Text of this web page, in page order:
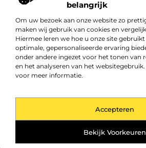
belangrijk
Om uw bezoek aan onze website zo
maken wij gebruik van cookies en
Hiermee leren we hoe u onze site
optimale, gepersonaliseerde ervaring
onder andere ingezet voor het tonen van
en het analyseren van het websitegebruik.
voor meer informatie.
Accepteren
Bekijk Voorkeuren
Bericht categorie
Onze informatie
www.straaltjezon.nl.All